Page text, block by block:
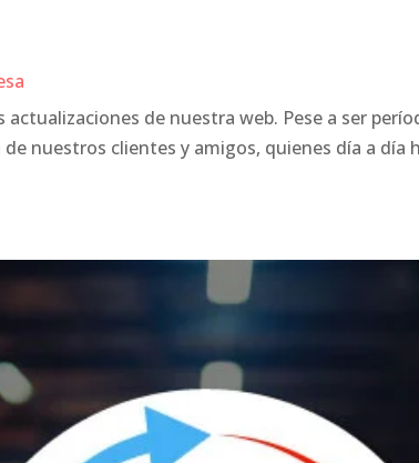
actualizaciones de nuestra web. Pese a ser
nuestros clientes y amigos, quienes día a día